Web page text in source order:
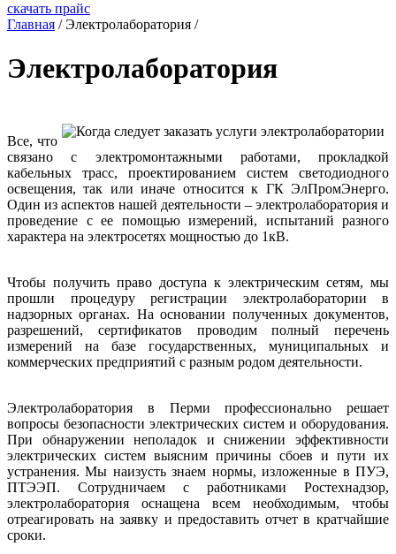
скачать прайс
Главная / Электролаборатория /
Электролаборатория
Все, что
связано с электромонтажными работами, прокладкой
кабельных трасс, проектированием систем светодиодного
освещения, так или иначе относится к ГК ЭлПромЭнерго.
Один из аспектов нашей деятельности – электролаборатория и
проведение с ее помощью измерений, испытаний разного
характера на электросетях мощностью до 1кВ.
Чтобы получить право доступа к электрическим сетям, мы
прошли процедуру регистрации электролаборатории в
надзорных органах. На основании полученных документов,
разрешений, сертификатов проводим полный перечень
измерений на базе государственных, муниципальных и
коммерческих предприятий с разным родом деятельности.
Электролаборатория в Перми профессионально решает
вопросы безопасности электрических систем и оборудования.
При обнаружении неполадок и снижении эффективности
электрических систем выясним причины сбоев и пути их
устранения. Мы наизусть знаем нормы, изложенные в ПУЭ,
ПТЭЭП. Сотрудничаем с работниками Ростехнадзор,
электролаборатория оснащена всем необходимым, чтобы
отреагировать на заявку и предоставить отчет в кратчайшие
сроки.